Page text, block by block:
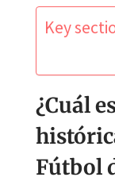
Key
¿Cuál
Fútbol